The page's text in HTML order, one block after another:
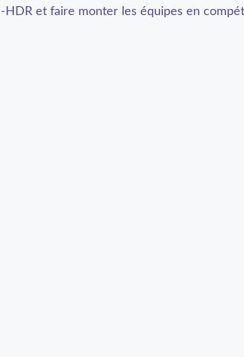
et faire monter les équipes en